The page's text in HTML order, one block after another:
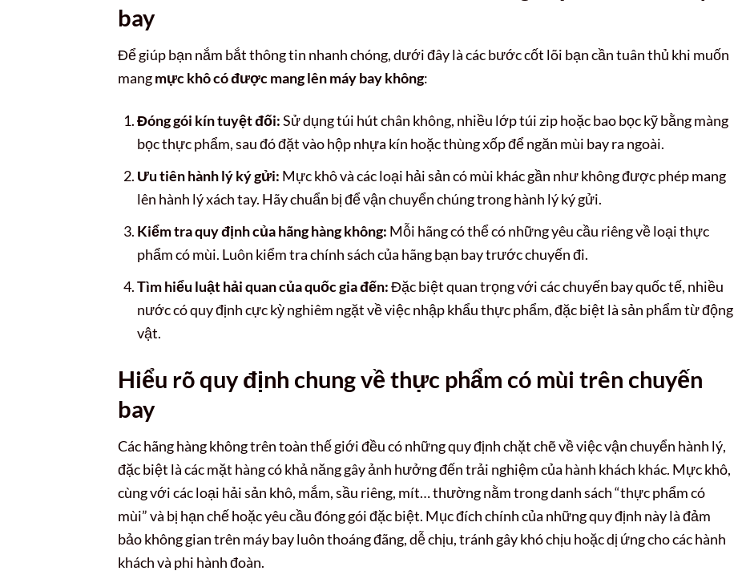
bay
Để giúp bạn nắm bắt thông tin nhanh chóng, dưới đây là các bước cốt lõi bạn cần tuân thủ khi muốn
mangmực khô có được mang lên máy bay không:
Đóng gói kín tuyệt đối:Sử dụng túi hút chân không, nhiều lớp túi zip hoặc bao bọc kỹ bằng màng
bọc thực phẩm, sau đó đặt vào hộp nhựa kín hoặc thùng xốp để ngăn mùi bay ra ngoài.
Ưu tiên hành lý ký gửi: Mực khô và các loại hải sản có mùi khác gần như không được phép mang
lên hành lý xách tay. Hãy chuẩn bị để vận chuyển chúng trong hành lý ký gửi.
Kiểm tra quy định của hãng hàng không: Mỗi hãng có thể có những yêu cầu riêng về loại thực
phẩm có mùi. Luôn kiểm tra chính sách của hãng bạn bay trước chuyến đi.
Tìm hiểu luật hải quan của quốc gia đến:Đặc biệt quan trọng với các chuyến bay quốc tế, nhiều
nước có quy định cực kỳ nghiêm ngặt về việc nhập khẩu thực phẩm, đặc biệt là sản phẩm từ động
vật.
Hiểu rõ quy định chung về thực phẩm có mùi trên chuyến
bay
Các hãng hàng không trên toàn thế giới đều có những quy định chặt chẽ về việc vận chuyển hành lý,
đặc biệt là các mặt hàng có khả năng gây ảnh hưởng đến trải nghiệm của hành khách khác. Mực khô,
cùng với các loại hải sản khô, mắm, sầu riêng, mít… thường nằm trong danh sách “thực phẩm có
mùi” và bị hạn chế hoặc yêu cầu đóng gói đặc biệt. Mục đích chính của những quy định này là đảm
bảo không gian trên máy bay luôn thoáng đãng, dễ chịu, tránh gây khó chịu hoặc dị ứng cho các hành
khách và phi hành đoàn.